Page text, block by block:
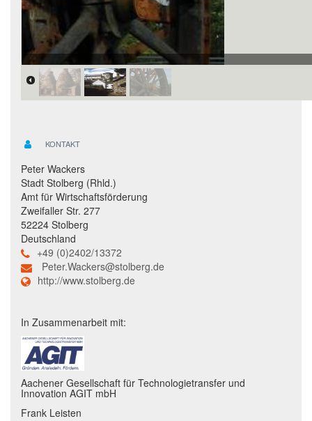
KONTAKT
Peter Wackers
Stadt Stolberg (Rhld.)
Amt für Wirtschaftsförderung
Zweifaller Str. 277
52224 Stolberg
Deutschland
+49 (0)2402/13372
Peter.Wackers@stolberg.de
http://www.stolberg.de
In Zusammenarbeit mit:
Aachener Gesellschaft für Technologietransfer und
Innovation AGIT mbH
Frank Leisten